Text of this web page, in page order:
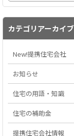
カテゴリアーカイブ
New!提携住宅会社
お知らせ
住宅の用語・知識
住宅の補助金
提携住宅会社情報